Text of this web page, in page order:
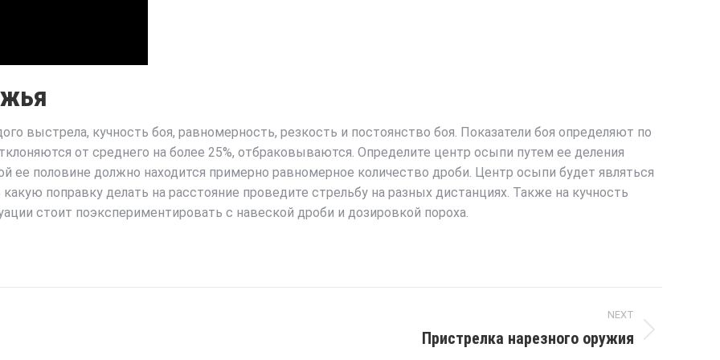
выстрела, кучность боя, равномерность, резкость и постоянство боя. Показатели боя определяют по
от среднего на более 25%, отбраковываются. Определите центр осыпи путем ее деления
ее половине должно находится примерно равномерное количество дроби. Центр осыпи будет являться
поправку делать на расстояние проведите стрельбу на разных дистанциях. Также на кучность
стоит поэкспериментировать с навеской дроби и дозировкой пороха.
NEXT
Пристрелка нарезного оружия